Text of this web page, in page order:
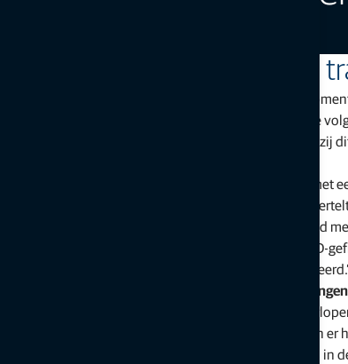
Hoe ga je om met het vele
Philippe Grevendonck, Key Account & Project
bestaande teerlaag worden verwijderd. Dit hebben we
we gestart met het frezen volgens het 3D-model.
Welke technologie komt daarbij kijken? „We werken
landingsbaan zelf gebruiken we 3D-millimeter-GPS”,
van 3m80 ertussen. Deze doorgang wordt dan gefreesd
werkgangen zal de 3m80-machine met zijn ski's het 3D-
3D frezen zonder dat er fysiek een systeem is
Geen storingen door voortdurende transportbewegingen
„De grootste uitdaging bij dit project is het vlotte,
Philippe Grevendonck uit. „In een bepaalde fase waren
tegelijkertijd aan het werk. Dat zijn heel veel obstakels